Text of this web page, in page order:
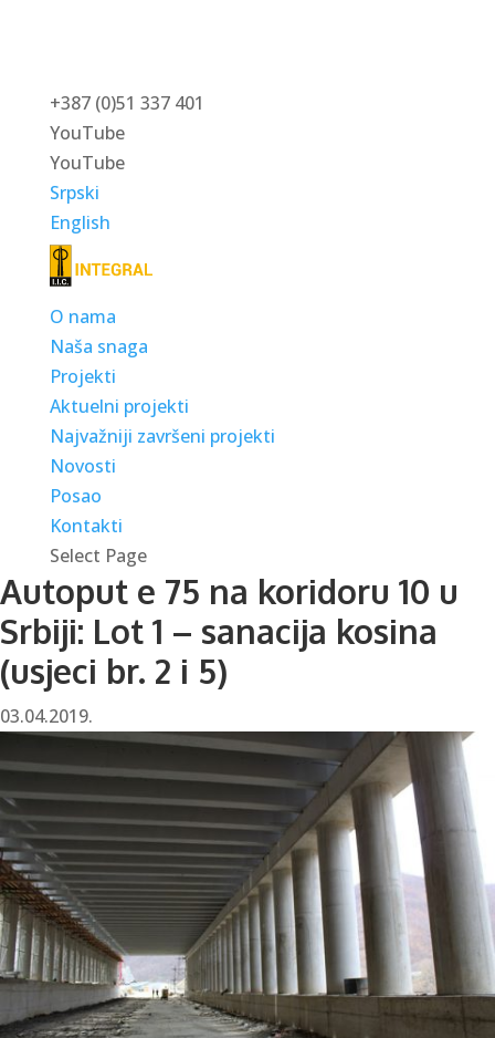
+387 (0)51 337 401
YouTube
YouTube
Srpski
English
O nama
Naša snaga
Projekti
Aktuelni projekti
Najvažniji završeni projekti
Novosti
Posao
Kontakti
Select Page
Autoput e 75 na koridoru 10 u
Srbiji: Lot 1 – sanacija kosina
(usjeci br. 2 i 5)
03.04.2019.